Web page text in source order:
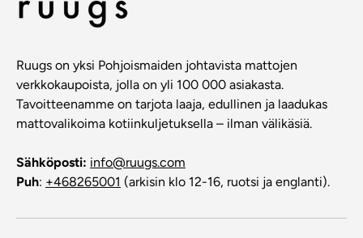
Ruugs on yksi Pohjoismaiden johtavista mattojen
verkkokaupoista, jolla on yli 100 000 asiakasta.
Tavoitteenamme on tarjota laaja, edullinen ja laadukas
mattovalikoima kotiinkuljetuksella – ilman välikäsiä.
Sähköposti: info@ruugs.com
Puh: +468265001 (arkisin klo 12-16, ruotsi ja englanti).